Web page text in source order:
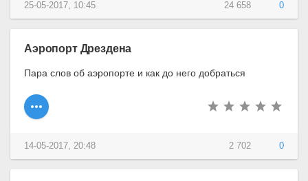
24 658 0
25-05-2017, 10:45
Аэропорт Дрездена
Пара слов об аэропорте и как до него добраться
2 702 0
14-05-2017, 20:48